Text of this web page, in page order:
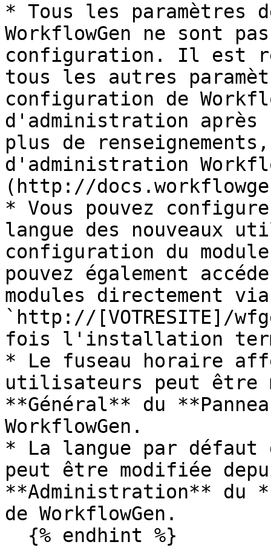
* Tous les paramètres
WorkflowGen ne sont
configuration. Il est
tous les autres
configuration de
d'administration
plus de
d'administration
(http://
* Vous pouvez
langue des nouveaux
configuration du
pouvez également
modules directement
`http://[VOTRESITE]/
fois l'installation
* Le fuseau horaire
utilisateurs peut être
**Général** du
WorkflowGen.
* La langue par défaut
peut être modifiée
**Administration** du
de WorkflowGen.